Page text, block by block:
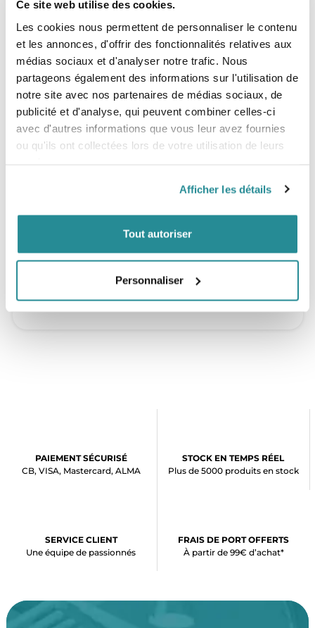
Ce site web utilise des cookies.
Les cookies nous permettent de personnaliser le contenu
et les annonces, d'offrir des fonctionnalités relatives aux
médias sociaux et d'analyser notre trafic. Nous
partageons également des informations sur l'utilisation de
notre site avec nos partenaires de médias sociaux, de
publicité et d'analyse, qui peuvent combiner celles-ci
avec d'autres informations que vous leur avez fournies
ou qu'ils ont collectées lors de votre utilisation de leurs
Afficher les détails
Tout autoriser
Personnaliser
stabilité en tangage.
- Profil porteur :
décollage rapide et grande vitesse de
pointe, inspiré du profil du foil MA Mk II.
- Extrémités efficaces :excellente récupération de
ventilation, même quand les tips sortent de l’eau.
- Fibre de carbone Toray :
carbone Toray haut module de
qualité supérieure pour une rigidité et une légèreté
remarquables.
- Compatibilité système :compatible avec les systèmes
A+ et Alloy.
Tailles
PAIEMENT SÉCURISÉ
CB, VISA, Mastercard, ALMA
STOCK EN TEMPS RÉEL
Plus de 5000 produits en stock
SERVICE CLIENT
Une équipe de passionnés
FRAIS DE PORT OFFERTS
À partir de 99€ d’achat*